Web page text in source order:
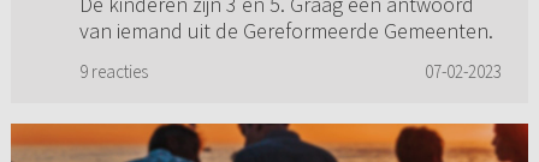
van iemand uit de Gereformeerde Gemeenten.
9 reacties 07-02-2023